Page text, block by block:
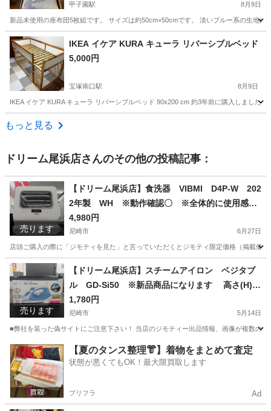
甲子園駅 8月9日
新品未使用の座布団5枚組です。 サイズは約50cm×50cmです。 淡いブルー系の生地
兵庫 西宮市 甲子園駅 ファブリック、カバー
IKEA イケア KURA キューラ リバーシブルベッド
5,000円
宝塚南口駅 8月9日
IKEA イケア KURA キューラ リバーシブルベッド 90x200 cm 約3年前に購入しました
兵庫 宝塚市
もっと見る
ドリーム尾浜店さんのその他の投稿記事：
売ります
【ドリーム尾浜店】食洗器 VIBMI D4P-W 202
2年製 WH ※動作確認〇 ※全体的に使用感あ
り 高さ(H)51×幅 (W)45× 奥行(D)40(cm)
4,980円
尼崎市 6月27日
店頭ご購入の際に「ジモティを見た」と言っていただくとジモティ限定価格（掲載
兵庫 尼崎市 キッチン家電
売ります
【ドリーム尾浜店】スチームアイロン ベジタブ
ル GD-Si50 ※新品商品になります 高さ(H)--
cm× 幅(W)--cm× 奥行(D)--cm
1,780円
尼崎市 5月14日
■弊社を装った偽サイトにご注意下さい！ 当店のジモティー出品情報、画像が複数の
兵庫 尼崎市 生活家電 買取
【夏のタンス整理👘】着物をまとめて査定
状態が悪くてもOK！最大限買取します
プリフラ Ad